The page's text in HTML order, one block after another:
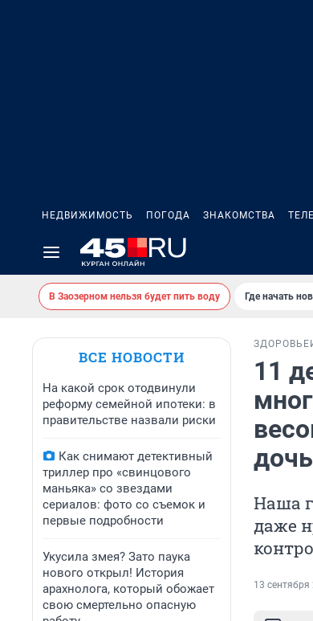
НЕДВИЖИМОСТЬ ПОГОДА ЗНАКОМСТВА
В Заозерном нельзя будет пить воду Где начать
ВСЕ НОВОСТИ
На какой срок отодвинули
реформу семейной ипотеки: в
правительстве назвали риски
Как снимают детективный
триллер про «свинцового
маньяка» со звездами
сериалов: фото со съемок и
первые подробности
Укусила змея? Зато паука
нового открыл! История
арахнолога, который обожает
свою смертельно опасную
ЗДОРОВЬЕ
11
дочь
Наша
даже
13 сентября